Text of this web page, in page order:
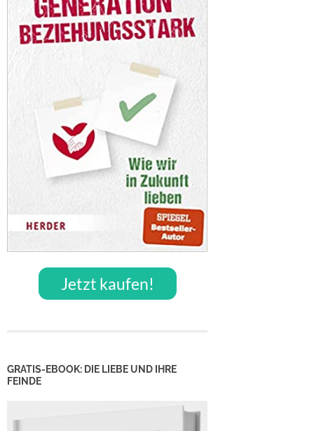
Jetzt kaufen!
GRATIS-EBOOK: DIE LIEBE UND IHRE
FEINDE